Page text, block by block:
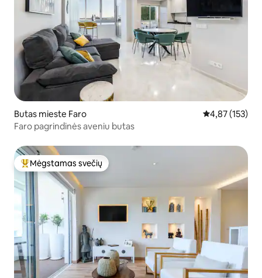
Butas mieste Faro Vidutinis
4,87 (153)
Faro pagrindinės aveniu butas
Svečių mėgstamiausias
Mėgstamas svečių